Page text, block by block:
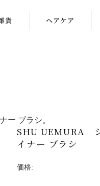
貨 ヘアケア
ー ブラシ。
SHU UEMURA
イナー ブラシ
価格: